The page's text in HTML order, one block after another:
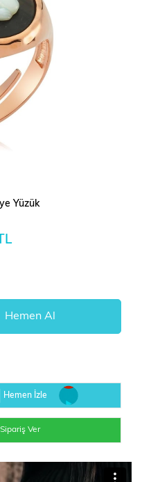
Yüzük
Hemen İzle
Ver